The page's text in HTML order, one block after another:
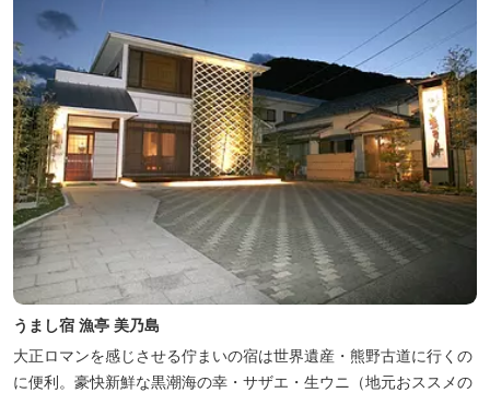
うまし宿 漁亭 美乃島
大正ロマンを感じさせる佇まいの宿は世界遺産・熊野古道に行くの
に便利。豪快新鮮な黒潮海の幸・サザエ・生ウニ（地元おススメの